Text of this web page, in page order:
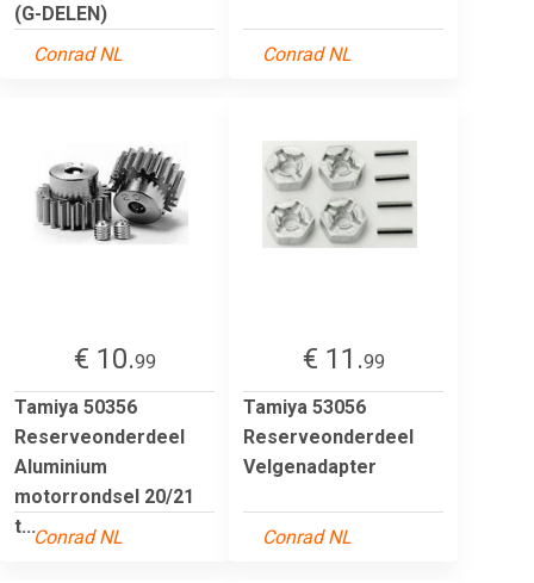
(G-DELEN)
Conrad NL
Conrad NL
€ 10.99
Tamiya 50356
Reserveonderdeel
Aluminium
motorrondsel 20/21
t...Conrad NL
€ 11.99
Tamiya 53056
Reserveonderdeel
Velgenadapter
Conrad NL